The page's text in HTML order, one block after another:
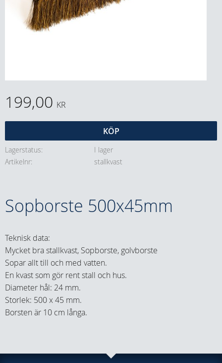
199,00 KR
KÖP
Lagerstatus
I lager
Artikelnr
stallkvast
Sopborste 500x45mm
Teknisk data:
Mycket bra stallkvast, Sopborste, golvborste
Sopar allt till och med vatten.
En kvast som gör rent stall och hus.
Diameter hål: 24 mm.
Storlek: 500 x 45 mm.
Borsten är 10 cm långa.